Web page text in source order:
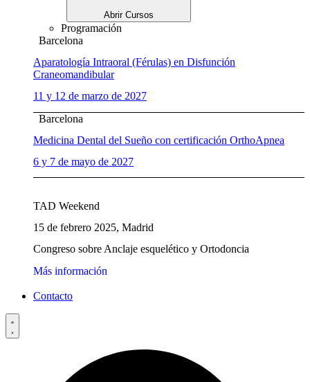
Abrir Cursos
Programación
Barcelona
Aparatología Intraoral (Férulas) en Disfunción
Craneomandibular
11 y 12 de marzo de 2027
Barcelona
Medicina Dental del Sueño con certificación OrthoApnea
6 y 7 de mayo de 2027
TAD Weekend
15 de febrero 2025, Madrid
Congreso sobre Anclaje esquelético y Ortodoncia
Más información
Contacto